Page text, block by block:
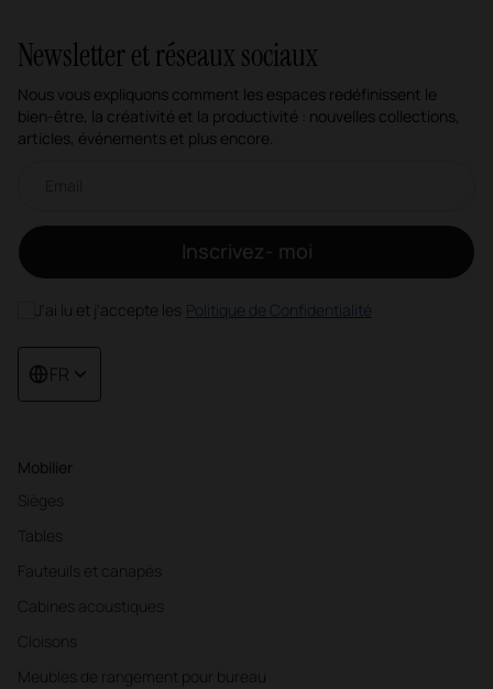
Mobilier
Sièges
Tables
Fauteuils et canapés
Cabines acoustiques
Cloisons
Meubles de rangement pour bureau
Newsletter et réseaux sociaux
Nous vous expliquons comment les espaces redéfinissent le
bien-être, la créativité et la productivité : nouvelles collections,
articles, événements et plus encore.
Inscrivez- moi
J'ai lu et j'accepte les Politique de Confidentialité
FR